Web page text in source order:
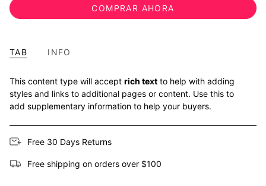
COMPRAR AHORA
TAB INFO
This content type will accept rich text to help with adding
styles and links to additional pages or content. Use this to
add supplementary information to help your buyers.
Free 30 Days Returns
Free shipping on orders over $100